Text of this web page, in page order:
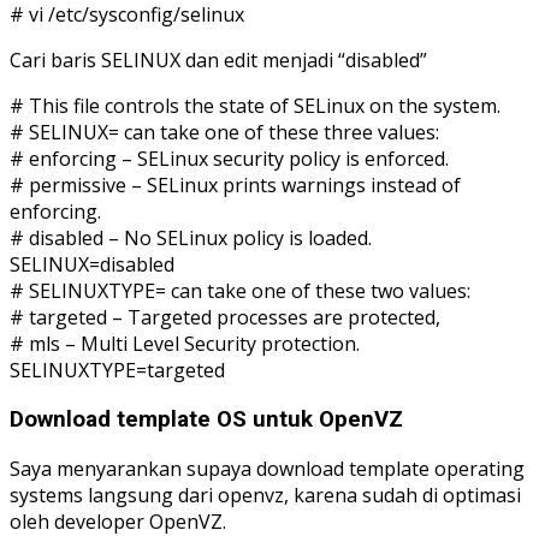
# vi /etc/sysconfig/selinux
Cari baris SELINUX dan edit menjadi “disabled”
# This file controls the state of SELinux on the system.
# SELINUX= can take one of these three values:
# enforcing – SELinux security policy is enforced.
# permissive – SELinux prints warnings instead of
enforcing.
# disabled – No SELinux policy is loaded.
SELINUX=disabled
# SELINUXTYPE= can take one of these two values:
# targeted – Targeted processes are protected,
# mls – Multi Level Security protection.
SELINUXTYPE=targeted
Download template OS untuk OpenVZ
Saya menyarankan supaya download template operating
systems langsung dari openvz, karena sudah di optimasi
oleh developer OpenVZ.